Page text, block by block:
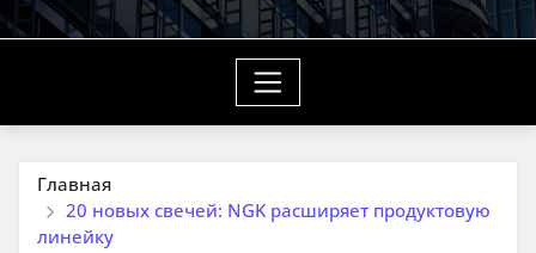
Главная
20 новых свечей: NGK расширяет продуктовую
линейку